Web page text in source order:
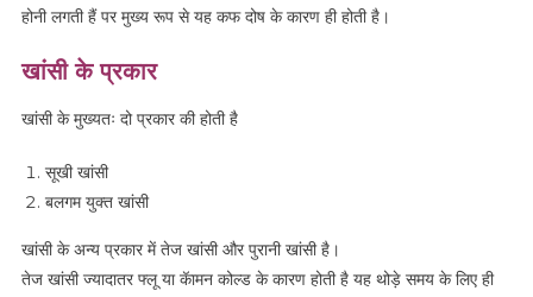
होनी लगती हैं पर मुख्य रूप से यह कफ दोष के कारण ही होती है।
खांसी के प्रकार
खांसी के मुख्यतः दो प्रकार की होती है
सूखी खांसी
बलगम युक्त खांसी
खांसी के अन्य प्रकार में तेज खांसी और पुरानी खांसी है।
तेज खांसी ज्यादातर फ्लू या कॅामन कोल्ड के कारण होती है यह थोड़े समय के लिए ही